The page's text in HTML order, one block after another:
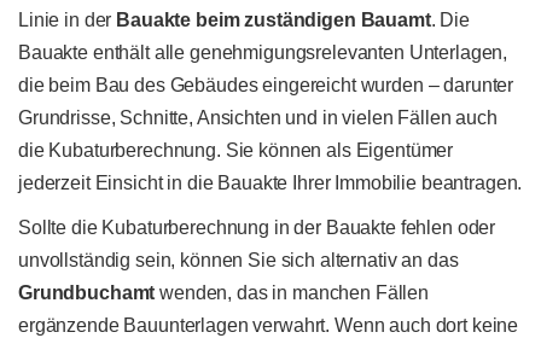
Linie in der Bauakte beim zuständigen Bauamt. Die
Bauakte enthält alle genehmigungsrelevanten Unterlagen,
die beim Bau des Gebäudes eingereicht wurden – darunter
Grundrisse, Schnitte, Ansichten und in vielen Fällen auch
die Kubaturberechnung. Sie können als Eigentümer
jederzeit Einsicht in die Bauakte Ihrer Immobilie beantragen.
Sollte die Kubaturberechnung in der Bauakte fehlen oder
unvollständig sein, können Sie sich alternativ an das
Grundbuchamt wenden, das in manchen Fällen
ergänzende Bauunterlagen verwahrt. Wenn auch dort keine